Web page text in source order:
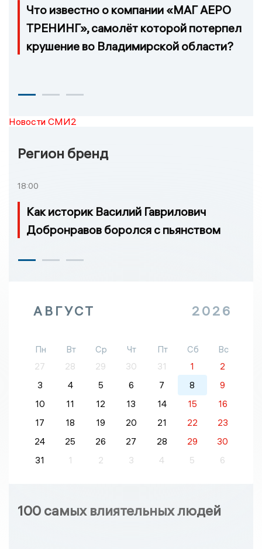
Что известно о компании «МАГ АЕРО
ТРЕНИНГ», самолёт которой потерпел
крушение во Владимирской области?
Новости СМИ2
Регион бренд
18:00
Как историк Василий Гаврилович
Добронравов боролся с пьянством
АВГУСТ 2026
Пн Вт Ср Чт Пт Сб
Вс
27
28 29 30 31 1
2
3
4 5 6 7 8
9
10
11 12 13 14 15
16
17
18 19 20 21 22
23
24
25 26 27 28 29
30
31
1 2 3 4 5 6
100 самых влиятельных людей